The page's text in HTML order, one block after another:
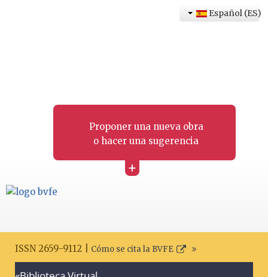
Proponer una nueva obra
o hacer una sugerencia
+
Español (ES)
ISSN 2659-9112 | Cómo se cita la BVFE